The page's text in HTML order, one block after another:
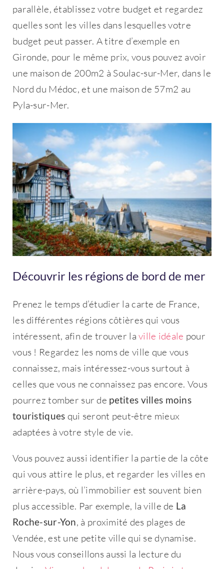
parallèle, établissez votre budget et regardez
quelles sont les villes dans lesquelles votre
budget peut passer. A titre d’exemple en
Gironde, pour le même prix, vous pouvez avoir
une maison de 200m2 à Soulac-sur-Mer, dans le
Nord du Médoc, et une maison de 57m2 au
Pyla-sur-Mer.
Découvrir les régions de bord de mer
Prenez le temps d’étudier la carte de France,
les différentes régions côtières qui vous
intéressent, afin de trouver laville idéale pour
vous ! Regardez les noms de ville que vous
connaissez, mais intéressez-vous surtout à
celles que vous ne connaissez pas encore. Vous
pourrez tomber sur de petites villes moins
touristiques qui seront peut-être mieux
adaptées à votre style de vie.
Vous pouvez aussi identifier la partie de la côte
qui vous attire le plus, et regarder les villes en
arrière-pays, où l’immobilier est souvent bien
plus accessible. Par exemple, la ville de La
Roche-sur-Yon, à proximité des plages de
Vendée, est une petite ville qui se dynamise.
Nous vous conseillons aussi la lecture du
Bienvenue !
Email*
Mot de passe*